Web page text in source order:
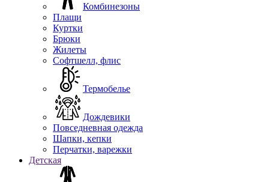
Комбинезоны
Плащи
Куртки
Брюки
Жилеты
Софтшелл, флис
Термобелье
Дождевики
Повседневная одежда
Шапки, кепки
Перчатки, варежки
Детская